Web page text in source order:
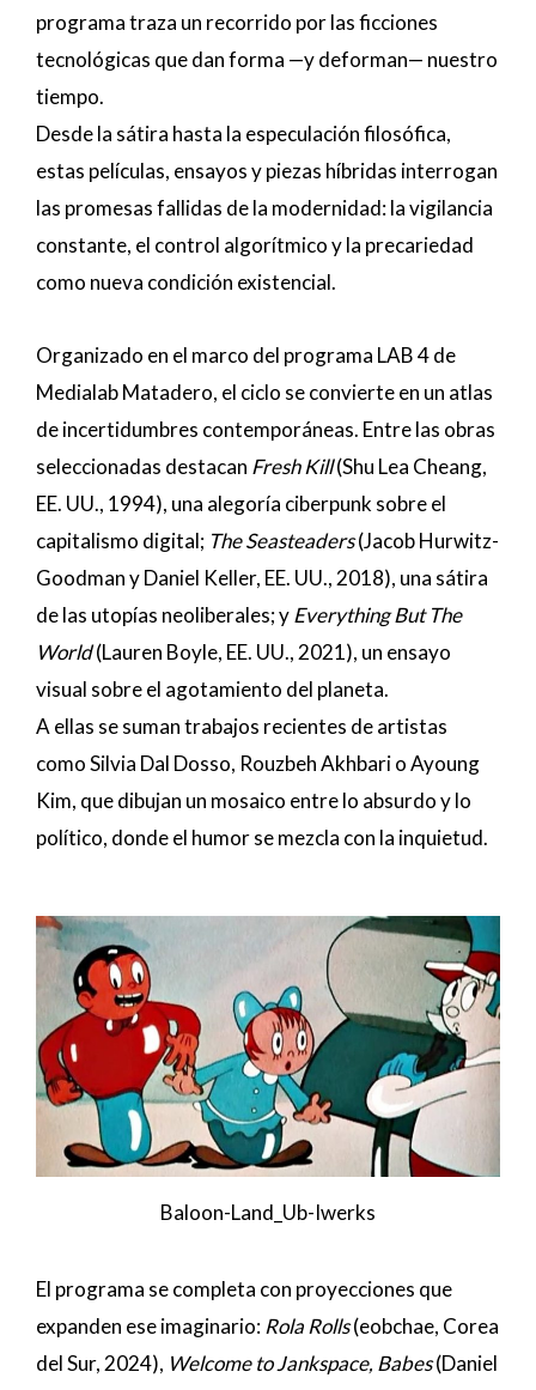
programa traza un recorrido por las ficciones
tecnológicas que dan forma —y deforman— nuestro
tiempo.
Desde la sátira hasta la especulación filosófica,
estas películas, ensayos y piezas híbridas interrogan
las promesas fallidas de la modernidad: la vigilancia
constante, el control algorítmico y la precariedad
como nueva condición existencial.
Organizado en el marco del programa LAB 4 de
Medialab Matadero, el ciclo se convierte en un atlas
de incertidumbres contemporáneas. Entre las obras
seleccionadas destacan Fresh Kill(Shu Lea Cheang,
EE. UU., 1994), una alegoría ciberpunk sobre el
capitalismo digital; The Seasteaders(Jacob Hurwitz-
Goodman y Daniel Keller, EE. UU., 2018), una sátira
de las utopías neoliberales; yEverything But The
World(Lauren Boyle, EE. UU., 2021), un ensayo
visual sobre el agotamiento del planeta.
A ellas se suman trabajos recientes de artistas
como Silvia Dal Dosso, Rouzbeh Akhbari o Ayoung
Kim, que dibujan un mosaico entre lo absurdo y lo
político, donde el humor se mezcla con la inquietud.
Baloon-Land_Ub-Iwerks
El programa se completa con proyecciones que
expanden ese imaginario:Rola Rolls(eobchae, Corea
del Sur, 2024), Welcome to Jankspace, Babes(Daniel